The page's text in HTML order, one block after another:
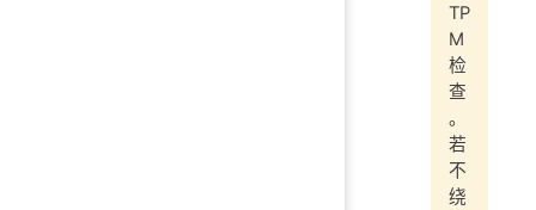
TP
M
检
查
。
若
不
绕